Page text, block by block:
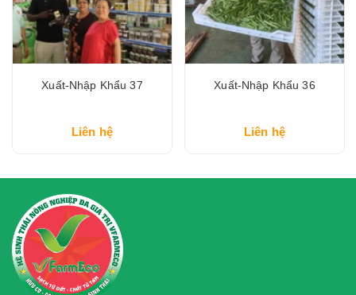
Xuất-Nhập Khẩu 37
Liên hệ
Xuất-Nhập Khẩu 36
Liên hệ